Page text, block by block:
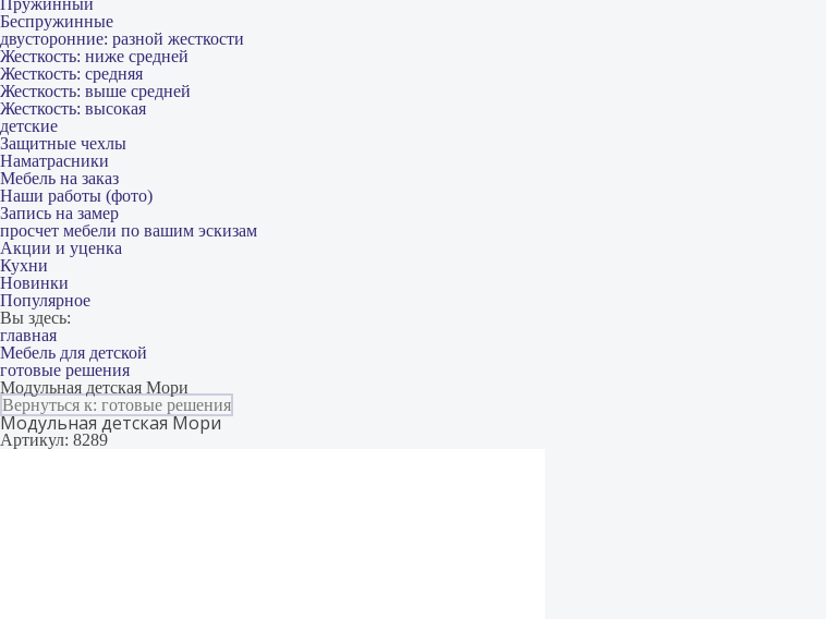
Пружинный
Беспружинные
двусторонние: разной жесткости
Жесткость: ниже средней
Жесткость: средняя
Жесткость: выше средней
Жесткость: высокая
детские
Защитные чехлы
Наматрасники
Мебель на заказ
Наши работы (фото)
Запись на замер
просчет мебели по вашим эскизам
Акции и уценка
Кухни
Новинки
Популярное
Вы здесь:
главная
Мебель для детской
готовые решения
Модульная детская Мори
Вернуться к: готовые решения
Модульная детская Мори
Артикул: 8289